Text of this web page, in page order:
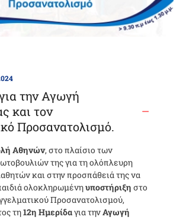
την Αγωγή
και τον
Προσανατολισμό.
Αθηνών, στο πλαίσιο των
της για τη ολόπλευρη
και στην προσπάθειά της να
ολοκληρωμένηυποστήριξη στο
Προσανατολισμού,
τη12η Ημερίδαγια τηνΑγωγή